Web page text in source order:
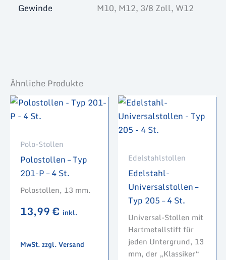
Gewinde M10, M12, 3/8 Zoll, W12
Ähnliche Produkte
Polo-Stollen
Polostollen – Typ
201-P – 4 St.
Polostollen, 13 mm.
13,99€ inkl.
MwSt. zzgl. Versand
Edelstahlstollen
Edelstahl-
Universalstollen –
Typ 205 – 4 St.
Universal-Stollen mit
Hartmetallstift für
jeden Untergrund, 13
mm, der „Klassiker“